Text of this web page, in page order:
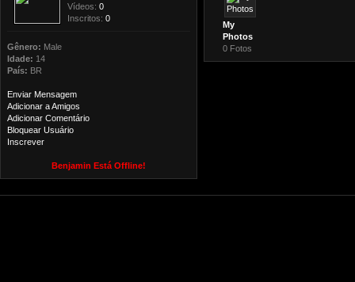
Vídeos: 0
Inscritos: 0
Gênero: Male
Idade: 14
País: BR
Enviar Mensagem
Adicionar a Amigos
Adicionar Comentário
Bloquear Usuário
Inscrever
Benjamin Está Offline!
My
Photos
0 Fotos